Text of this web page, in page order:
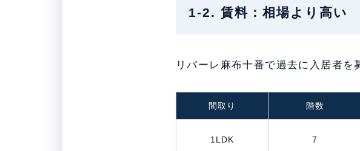
1-2. 賃料：相場より高い
リバーレ麻布十番で過去に入居者を
間取り 階数
1LDK 7